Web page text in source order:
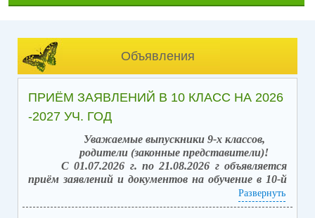
Объявления
ПРИЁМ ЗАЯВЛЕНИЙ В 10 КЛАСС НА 2026
-2027 УЧ. ГОД
Уважаемые выпускники 9-х классов,
родители (законные представители)!
С 01.07.2026 г. по 21.08.2026 г объявляется
приём заявлений и документов на обучение в 10-й
класс (после получения аттестата об основном
общем образовании).
Развернуть